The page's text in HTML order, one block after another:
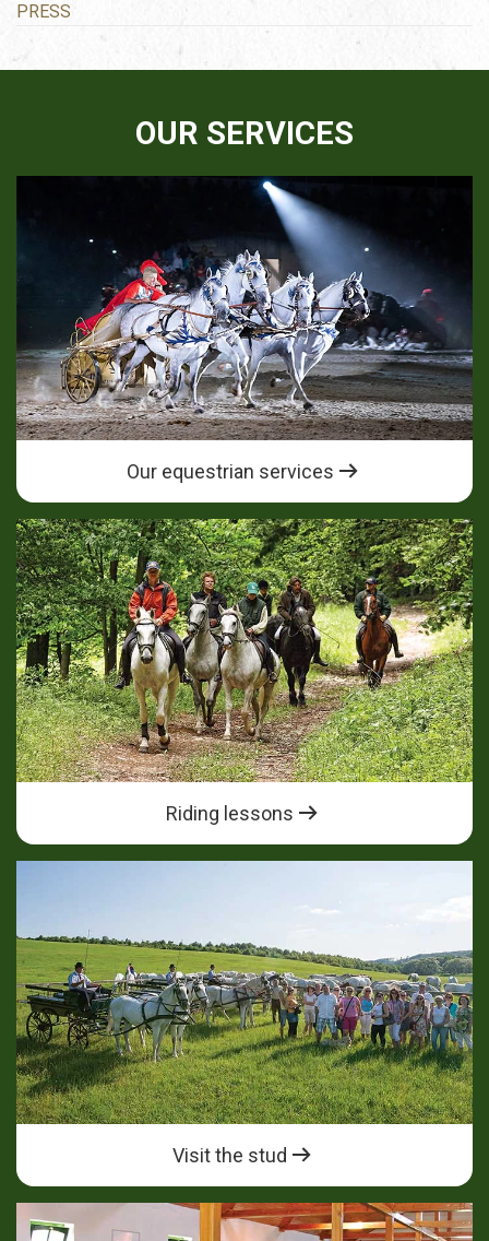
PRESS
OUR SERVICES
Our equestrian services
Riding lessons
Visit the stud